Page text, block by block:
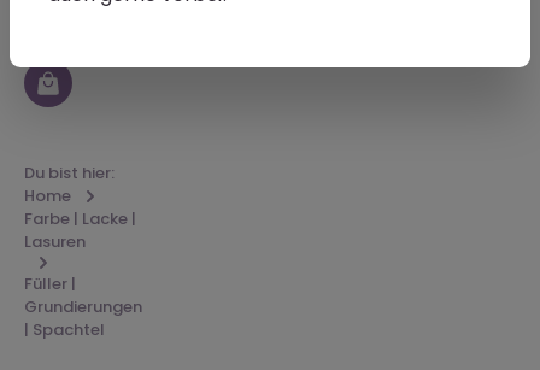
Du bist hier:
Home
Farbe | Lacke |
Lasuren
Füller |
Grundierungen
| Spachtel